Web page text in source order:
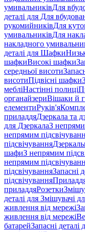
умивальниківДля
деталі для Для
рукомийниківДля
умивальниківДля
накладного
деталі для Шафки
шафкиВисокі шафки
середньої висоти
висотиПідвісні шафки
мебліНастінні полиці
органайзериВішаки й
елементиРуків'я
приладдяДзеркала та
для ДзеркалаЗ
непрямим
підсвічування
шафиЗ непрямим
непрямим
підсвічуванняЗапасні
підсвічування
приладдяРозетки
деталі для Змішувачі
живлення від мережі
живлення від мережі
батарейЗапасні